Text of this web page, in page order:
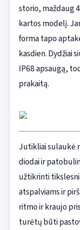
storio, maždaug
kartos modelį.
forma tapo
kasdien. Dydžiai
IP68 apsaugą,
prakaitą.
Jutikliai sulaukė
diodai ir
užtikrinti
atspalviams ir
ritmo ir kraujo
turėtų būti